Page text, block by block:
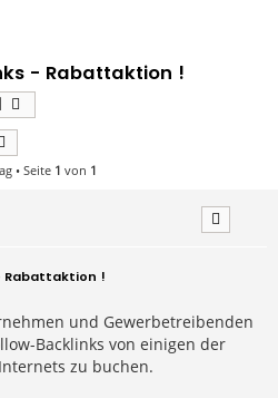
- Rabattaktion !
• Seite 1 von 1
Rabattaktion !
und Gewerbetreibenden
Backlinks von einigen der
zu buchen.